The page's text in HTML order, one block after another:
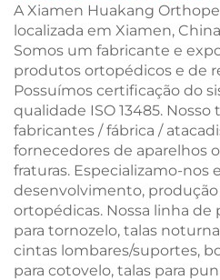
A Xiamen Huakang
localizada em Xiamen,
Somos um fabricante e
produtos ortopédicos e de
Possuímos certificação do
qualidade ISO 13485.
fabricantes / fábrica /
fornecedores de aparelhos
fraturas. Especializamo-nos
desenvolvimento,
ortopédicas. Nossa linha
para tornozelo, talas
cintas lombares/suportes,
para cotovelo, talas para